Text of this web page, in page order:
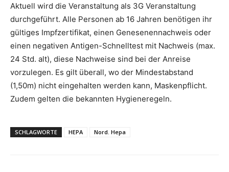
Aktuell wird die Veranstaltung als 3G Veranstaltung
durchgeführt. Alle Personen ab 16 Jahren benötigen ihr
gültiges Impfzertifikat, einen Genesenennachweis oder
einen negativen Antigen-Schnelltest mit Nachweis (max.
24 Std. alt), diese Nachweise sind bei der Anreise
vorzulegen. Es gilt überall, wo der Mindestabstand
(1,50m) nicht eingehalten werden kann, Maskenpflicht.
Zudem gelten die bekannten Hygieneregeln.
SCHLAGWORTE HEPA Nord. Hepa